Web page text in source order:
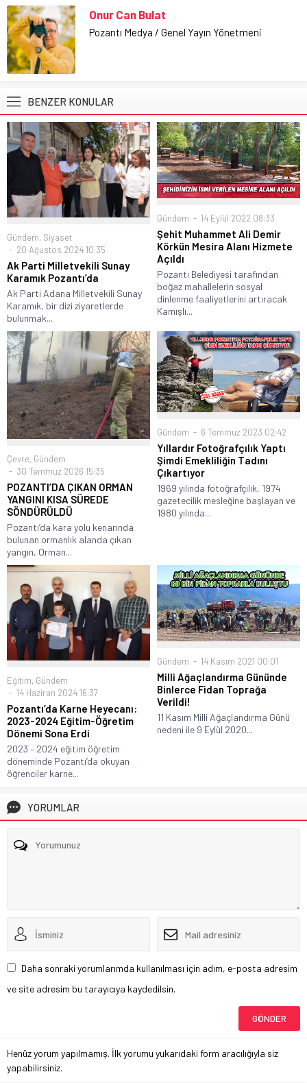
Onur Can Bulat
Pozantı Medya / Genel Yayın Yönetmeni
BENZER KONULAR
Gündem, Siyaset
20 Ağustos 2024 10:35
Ak Parti Milletvekili Sunay
Karamık Pozantı’da
Ak Parti Adana Milletvekili Sunay
Karamık, bir dizi ziyaretlerde
bulunmak...
Gündem 14 Eylül 2022 08:33
Şehit Muhammet Ali Demir
Körkün Mesira Alanı Hizmete
Açıldı
Pozantı Belediyesi tarafından
boğaz mahallelerin sosyal
dinlenme faaliyetlerini artıracak
Kamışlı...
Çevre, Gündem
30 Temmuz 2026 15:35
POZANTI’DA ÇIKAN ORMAN
YANGINI KISA SÜREDE
SÖNDÜRÜLDÜ
Pozantı’da kara yolu kenarında
bulunan ormanlık alanda çıkan
yangın, Orman...
Gündem 6 Temmuz 2023 02:42
Yıllardır Fotoğrafçılık Yaptı
Şimdi Emekliliğin Tadını
Çıkartıyor
1969 yılında fotoğrafçılık, 1974
gazetecilik mesleğine başlayan ve
1980 yılında...
Eğitim, Gündem
14 Haziran 2024 16:37
Pozantı’da Karne Heyecanı:
2023-2024 Eğitim-Öğretim
Dönemi Sona Erdi
2023 – 2024 eğitim öğretim
döneminde Pozantı’da okuyan
öğrenciler karne...
Gündem 14 Kasım 2021 00:01
Milli Ağaçlandırma Gününde
Binlerce Fidan Toprağa
Verildi!
11 Kasım Milli Ağaçlandırma Günü
nedeni ile 9 Eylül 2020...
YORUMLAR
Daha sonraki yorumlarımda kullanılması için adım, e-posta adresim
ve site adresim bu tarayıcıya kaydedilsin.
Henüz yorum yapılmamış. İlk yorumu yukarıdaki form aracılığıyla siz
yapabilirsiniz.